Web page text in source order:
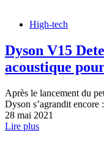
High-tech
Dyson V15
acoustique
Après le lancement du
Dyson s’agrandit
28 mai 2021
Lire plus